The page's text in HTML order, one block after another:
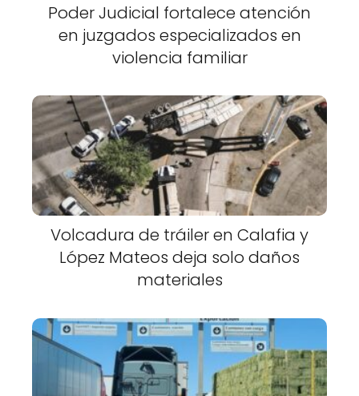
Poder Judicial fortalece atención
en juzgados especializados en
violencia familiar
Volcadura de tráiler en Calafia y
López Mateos deja solo daños
materiales